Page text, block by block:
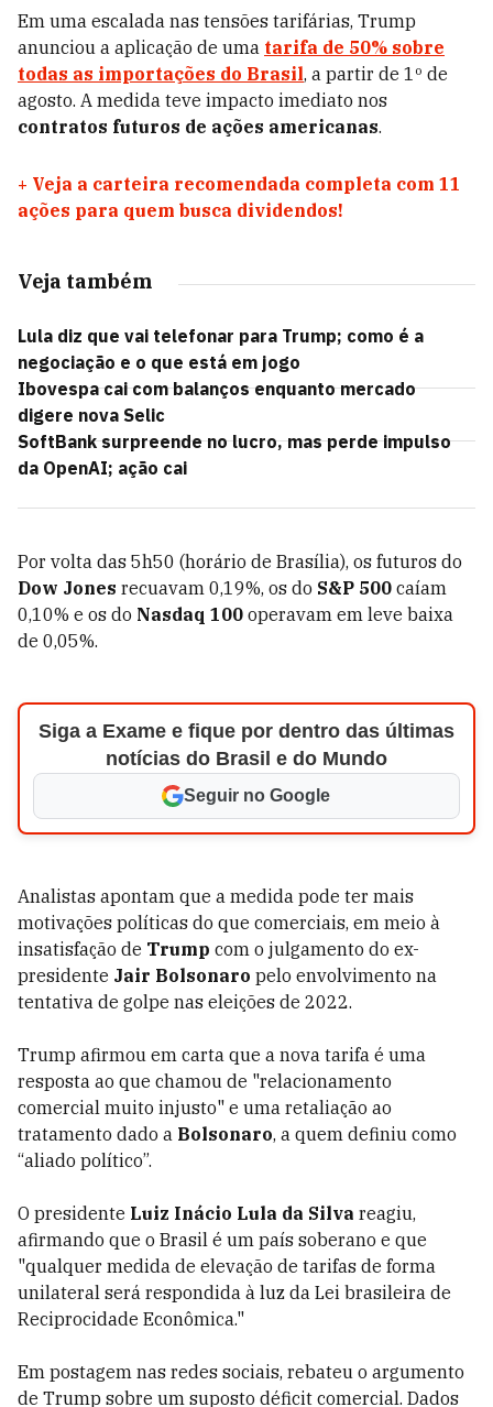
Em uma escalada nas tensões tarifárias, Trump
anunciou a aplicação de uma tarifa de 50% sobre
todas as importações do Brasil, a partir de 1º de
agosto. A medida teve impacto imediato nos
contratos futuros de ações americanas.
+ Veja a carteira recomendada completa com 11
ações para quem busca dividendos!
Veja também
Lula diz que vai telefonar para Trump; como é a
negociação e o que está em jogo
Ibovespa cai com balanços enquanto mercado
digere nova Selic
SoftBank surpreende no lucro, mas perde impulso
da OpenAI; ação cai
Por volta das 5h50 (horário de Brasília), os futuros do
Dow Jones recuavam 0,19%, os do S&P 500 caíam
0,10% e os do Nasdaq 100 operavam em leve baixa
de 0,05%.
Siga a Exame e fique por dentro das últimas
notícias do Brasil e do Mundo
Seguir no Google
Analistas apontam que a medida pode ter mais
motivações políticas do que comerciais, em meio à
insatisfação de Trump com o julgamento do ex-
presidente Jair Bolsonaro pelo envolvimento na
tentativa de golpe nas eleições de 2022.
Trump afirmou em carta que a nova tarifa é uma
resposta ao que chamou de "relacionamento
comercial muito injusto" e uma retaliação ao
tratamento dado a Bolsonaro, a quem definiu como
“aliado político”.
O presidente Luiz Inácio Lula da Silva reagiu,
afirmando que o Brasil é um país soberano e que
"qualquer medida de elevação de tarifas de forma
unilateral será respondida à luz da Lei brasileira de
Reciprocidade Econômica."
Em postagem nas redes sociais, rebateu o argumento
de Trump sobre um suposto déficit comercial. Dados